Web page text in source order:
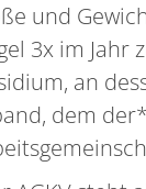
und
3x im
an
dem